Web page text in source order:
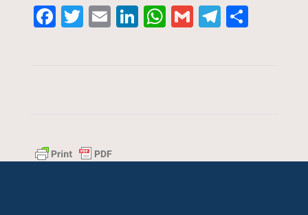
Facebook
Twitter
EmailLinkedIn
WhatsApp
Gmail